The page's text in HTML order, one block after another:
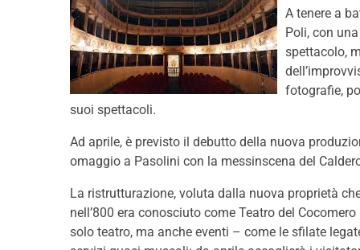
A tenere a
Poli, con
spettacolo,
fotografie,
suoi spettacoli.
Ad aprile, è previsto il debutto della nuova
omaggio a Pasolini con la messinscena del
La ristrutturazione, voluta dalla nuova proprietà
nell’800 era conosciuto come Teatro del
solo teatro, ma anche eventi – come le sfilate